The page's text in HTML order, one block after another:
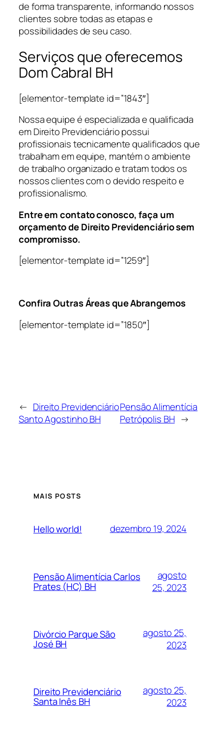
de forma transparente, informando nossos
clientes sobre todas as etapas e
possibilidades de seu caso.
Serviços que oferecemos
Dom Cabral BH
[elementor-template id=”1843″]
Nossa equipe é especializada e qualificada
em Direito Previdenciário possui
profissionais tecnicamente qualificados que
trabalham em equipe, mantém o ambiente
de trabalho organizado e tratam todos os
nossos clientes com o devido respeito e
profissionalismo.
Entre em contato conosco, faça um
orçamento de Direito Previdenciário sem
compromisso.
[elementor-template id=”1259″]
Confira Outras Áreas que Abrangemos
[elementor-template id=”1850″]
← Direito Previdenciário
Santo Agostinho BH
Pensão Alimentícia
Petrópolis BH →
MAIS POSTS
Hello world! dezembro 19, 2024
Pensão Alimentícia Carlos
Prates (HC) BH
agosto
25, 2023
Divórcio Parque São
José BH
agosto 25,
2023
Direito Previdenciário
Santa Inês BH
agosto 25,
2023